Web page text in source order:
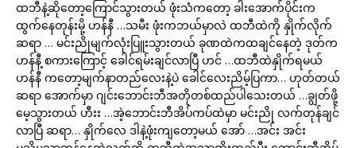
ထဘီနဲ့ဆိုတော့ကြောင်သွားတယ် ဖုံးသံကတော့ ခါးအောက်ပိုင်းက
ထွက်နေတုန်းမို့ ဟန်နီ …သမီး ဖုံးကဘယ်မှာလဲ ထဘီထဲကို နှိုက်လိုက်
ဆရာ … မင်းညိုမျက်လုံးပြူးသွားတယ် ခုဏထဲကထချင်နေတဲ့ ဒုတ်က
ဟန်နီ့ စကားကြောင့် ခေါင်ရမ်းချင်လာပြီ ဟင် …ထဘီထဲနှိုက်ရမယ်
ဟန်နီ ကတော့မျက်နာတည်လေးနဲ့ပဲ ခေါင်လေးညိမ့်ပြကာ… ဟုတ်တယ်
ဆရာ အောက်မှာ ဂျင်းဘောင်းဘီအတိုတစ်ထည်ပါသေးတယ် …ချွတ်ဖို့
မေ့သွားတယ် ဟီးး …အဲ့ဘောင်းဘီအိပ်ကပ်ထဲမှာ မင်းညို လက်တုန်ချင်
လာပြီ ဆရာ… နှိုက်လေ ဒါနဲ့ဖုံးကျတော့မယ် အော် …အင်း အင်း